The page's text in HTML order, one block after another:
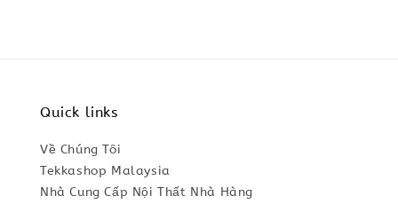
Quick links
Về Chúng Tôi
Tekkashop Malaysia
Nhà Cung Cấp Nội Thất Nhà Hàng